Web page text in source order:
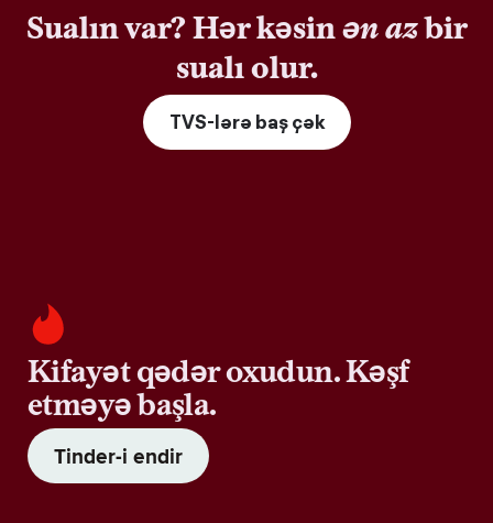
Sualın var? Hər kəsinən azbir
sualı olur.
TVS-lərə baş çək
Kifayət qədər oxudun. Kəşf
etməyə başla.
Tinder-i endir